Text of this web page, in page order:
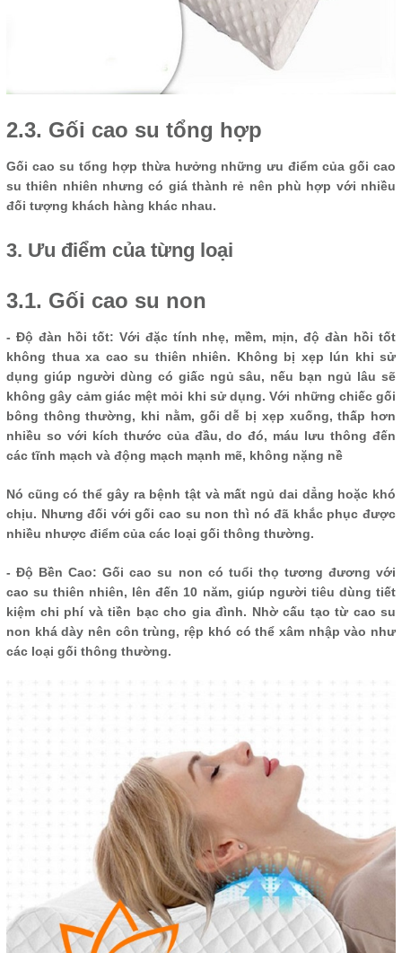
2.3. Gối cao su tổng hợp
Gối cao su tổng hợp thừa hưởng những ưu điểm của gối cao
su thiên nhiên nhưng có giá thành rẻ nên phù hợp với nhiều
đối tượng khách hàng khác nhau.
3. Ưu điểm của từng loại
3.1. Gối cao su non
- Độ đàn hồi tốt: Với đặc tính nhẹ, mềm, mịn, độ đàn hồi tốt
không thua xa cao su thiên nhiên. Không bị xẹp lún khi sử
dụng giúp người dùng có giấc ngủ sâu, nếu bạn ngủ lâu sẽ
không gây cảm giác mệt mỏi khi sử dụng. Với những chiếc gối
bông thông thường, khi nằm, gối dễ bị xẹp xuống, thấp hơn
nhiều so với kích thước của đầu, do đó, máu lưu thông đến
các tĩnh mạch và động mạch mạnh mẽ, không nặng nề
Nó cũng có thể gây ra bệnh tật và mất ngủ dai dẳng hoặc khó
chịu. Nhưng đối với gối cao su non thì nó đã khắc phục được
nhiều nhược điểm của các loại gối thông thường.
- Độ Bền Cao: Gối cao su non có tuổi thọ tương đương với
cao su thiên nhiên, lên đến 10 năm, giúp người tiêu dùng tiết
kiệm chi phí và tiền bạc cho gia đình. Nhờ cấu tạo từ cao su
non khá dày nên côn trùng, rệp khó có thể xâm nhập vào như
các loại gối thông thường.